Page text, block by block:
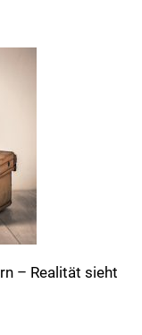
– Realität sieht